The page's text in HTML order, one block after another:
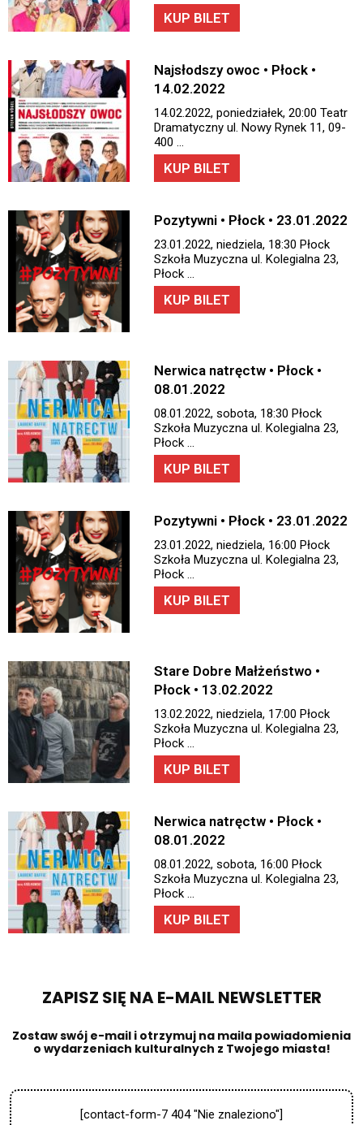
KUP BILET
Najsłodszy owoc • Płock •
14.02.2022
14.02.2022, poniedziałek, 20:00 Teatr
Dramatyczny ul. Nowy Rynek 11, 09-
400 …
KUP BILET
Pozytywni • Płock • 23.01.2022
23.01.2022, niedziela, 18:30 Płock
Szkoła Muzyczna ul. Kolegialna 23,
Płock …
KUP BILET
Nerwica natręctw • Płock •
08.01.2022
08.01.2022, sobota, 18:30 Płock
Szkoła Muzyczna ul. Kolegialna 23,
Płock …
KUP BILET
Pozytywni • Płock • 23.01.2022
23.01.2022, niedziela, 16:00 Płock
Szkoła Muzyczna ul. Kolegialna 23,
Płock …
KUP BILET
Stare Dobre Małżeństwo •
Płock • 13.02.2022
13.02.2022, niedziela, 17:00 Płock
Szkoła Muzyczna ul. Kolegialna 23,
Płock …
KUP BILET
Nerwica natręctw • Płock •
08.01.2022
08.01.2022, sobota, 16:00 Płock
Szkoła Muzyczna ul. Kolegialna 23,
Płock …
KUP BILET
ZAPISZ SIĘ NA E-MAIL NEWSLETTER​
Zostaw swój e-mail i otrzymuj na maila powiadomienia
o wydarzeniach kulturalnych z Twojego miasta!
[contact-form-7 404 "Nie znaleziono"]